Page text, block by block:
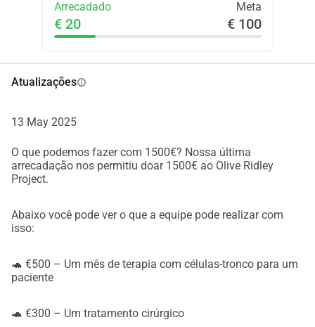
Arrecadado Meta
€ 20 € 100
Atualizaçõesinfo
13 May 2025
O que podemos fazer com 1500€? Nossa última
arrecadação nos permitiu doar 1500€ ao Olive Ridley
Project.
Abaixo você pode ver o que a equipe pode realizar com
isso:
🐢 €500 – Um mês de terapia com células-tronco para um
paciente
🐢 €300 – Um tratamento cirúrgico